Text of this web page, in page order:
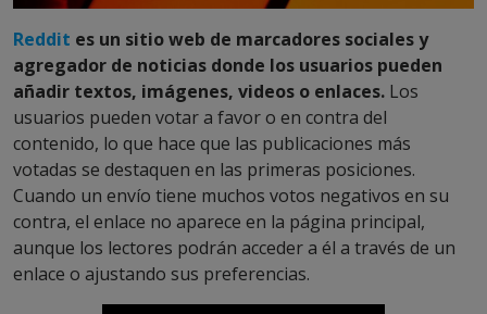
Reddit es un sitio web de marcadores sociales y
agregador de noticias donde los usuarios pueden
añadir textos, imágenes, videos o enlaces. Los
usuarios pueden votar a favor o en contra del
contenido, lo que hace que las publicaciones más
votadas se destaquen en las primeras posiciones.
Cuando un envío tiene muchos votos negativos en su
contra, el enlace no aparece en la página principal,
aunque los lectores podrán acceder a él a través de un
enlace o ajustando sus preferencias.